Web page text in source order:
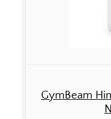
GymBeam